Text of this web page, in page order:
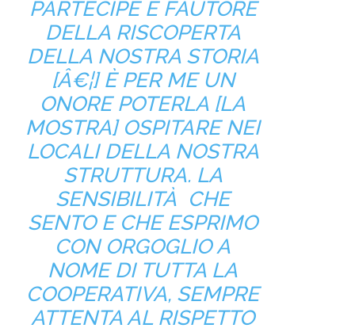
PARTECIPE E FAUTORE
DELLA RISCOPERTA
DELLA NOSTRA STORIA
[Â€¦] È PER ME UN
ONORE POTERLA [LA
MOSTRA] OSPITARE NEI
LOCALI DELLA NOSTRA
STRUTTURA. LA
SENSIBILITÀ CHE
SENTO E CHE ESPRIMO
CON ORGOGLIO A
NOME DI TUTTA LA
COOPERATIVA, SEMPRE
ATTENTA AL RISPETTO